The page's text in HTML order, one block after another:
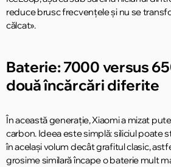
reduce brusc frecvențele și nu se
călcat».
Baterie: 7000 versus
două încărcări diferite
În această generație, Xiaomi a mizat
carbon. Ideea este simplă: siliciul poate
în același volum decât grafitul clasic,
grosime similară încape o baterie mult